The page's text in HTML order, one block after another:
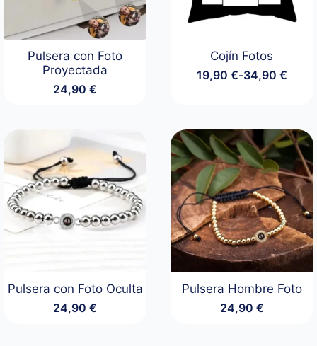
Pulsera con Foto
Proyectada
24,90€
Cojín Fotos
19,90 €-34,90 €
Rango
19,90 €
hasta
34,90 €
Pulsera con Foto Oculta
24,90€
Pulsera Hombre Foto
24,90 €